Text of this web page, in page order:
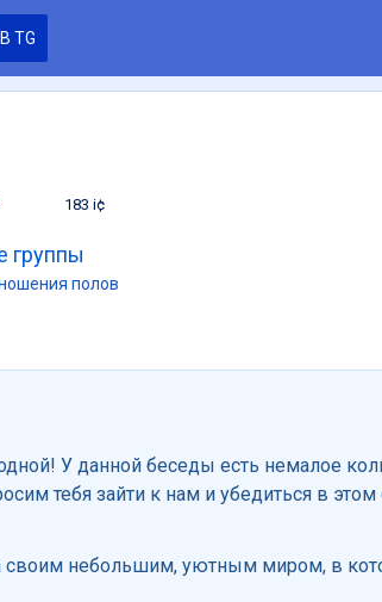
В TG
183 i¢
группы
полов
У данной беседы есть немалое
тебя зайти к нам и убедиться в
своим небольшим, уютным миром, в